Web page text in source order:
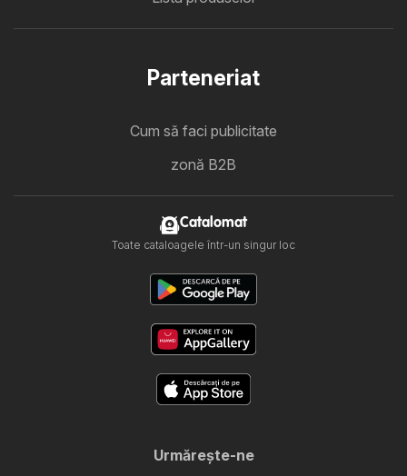
Parteneriat
Cum să faci publicitate
zonă B2B
Catalomat
Toate cataloagele într-un singur loc
Urmăreşte-ne